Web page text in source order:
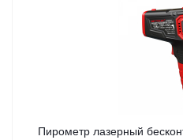
Пирометр лазерный